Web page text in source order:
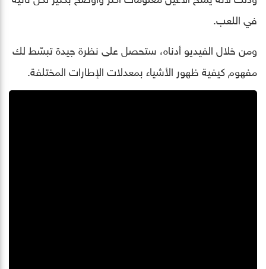
في اللعب.
ومن خلال الفيديو أدناه، ستحصل على نظرة جيدة تبسّط لك
مفهوم كيفية ظهور الأشياء بمعدلات الإطارات المختلفة.